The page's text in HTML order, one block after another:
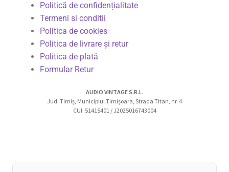
Politică de confidențialitate
Termeni si conditii
Politica de cookies
Politica de livrare și retur
Politica de plată
Formular Retur
AUDIO VINTAGE S.R.L.
Jud. Timiș, Municipiul Timișoara, Strada Titan, nr. 4
CUI: 51415401 / J2025016743004